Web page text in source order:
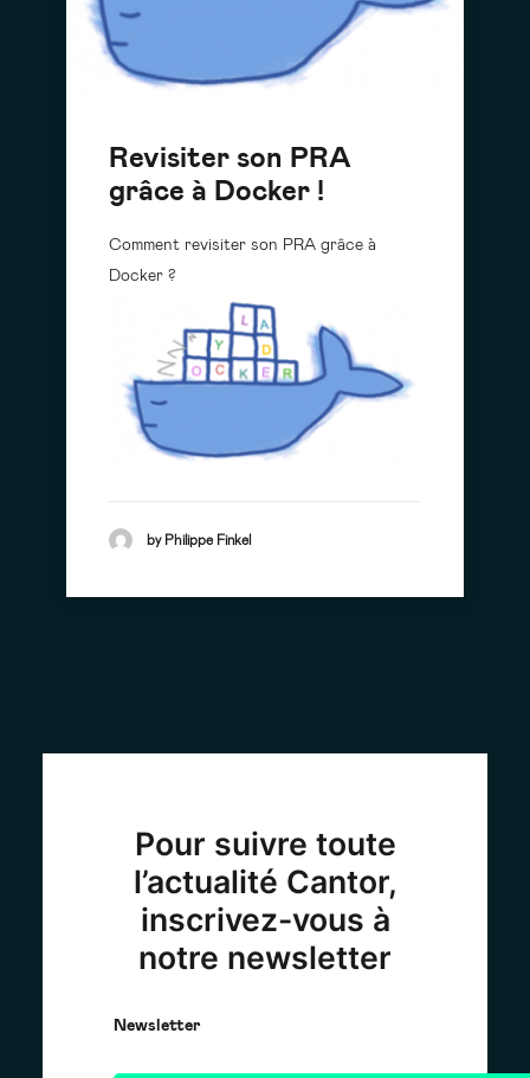
Revisiter son PRA
grâce à Docker !
Comment revisiter son PRA grâce à
Docker ?
by Philippe Finkel
Pour suivre toute
l’actualité Cantor,
inscrivez-vous à
notre newsletter
Newsletter